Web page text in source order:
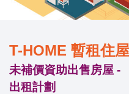
T-HOME 暫租住屋
未補價資助出售房屋 -
出租計劃